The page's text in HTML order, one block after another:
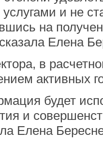
и не
на
Елена
в
активных
будет
и
Елена